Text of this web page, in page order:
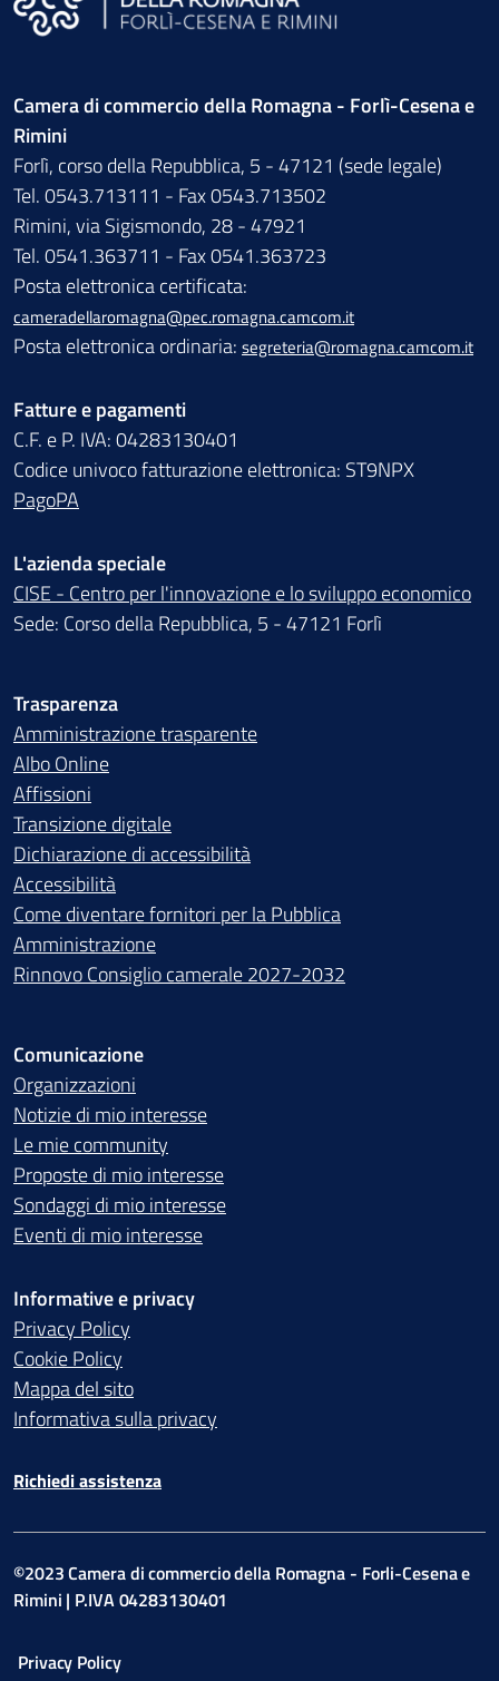
Camera di commercio della Romagna - Forlì-Cesena e
Rimini
Forlì, corso della Repubblica, 5 - 47121 (sede legale)
Tel. 0543.713111 - Fax 0543.713502
Rimini, via Sigismondo, 28 - 47921
Tel. 0541.363711 - Fax 0541.363723
Posta elettronica certificata:
cameradellaromagna@pec.romagna.camcom.it
Posta elettronica ordinaria: segreteria@romagna.camcom.it
Fatture e pagamenti
C.F. e P. IVA: 04283130401
Codice univoco fatturazione elettronica: ST9NPX
PagoPA
L'azienda speciale
CISE - Centro per l'innovazione e lo sviluppo economico
Sede: Corso della Repubblica, 5 - 47121 Forlì
Trasparenza
Amministrazione trasparente
Albo Online
Affissioni
Transizione digitale
Dichiarazione di accessibilità
Accessibilità
Come diventare fornitori per la Pubblica
Amministrazione
Rinnovo Consiglio camerale 2027-2032
Comunicazione
Organizzazioni
Notizie di mio interesse
Le mie community
Proposte di mio interesse
Sondaggi di mio interesse
Eventi di mio interesse
Informative e privacy
Privacy Policy
Cookie Policy
Mappa del sito
Informativa sulla privacy
Richiedi assistenza
©2023 Camera di commercio della Romagna - Forli-Cesena e
Rimini | P.IVA 04283130401
Privacy Policy